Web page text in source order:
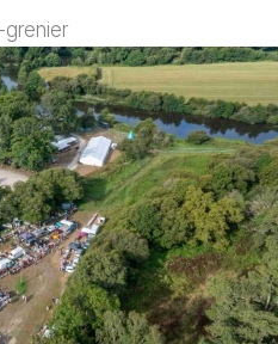
grenier